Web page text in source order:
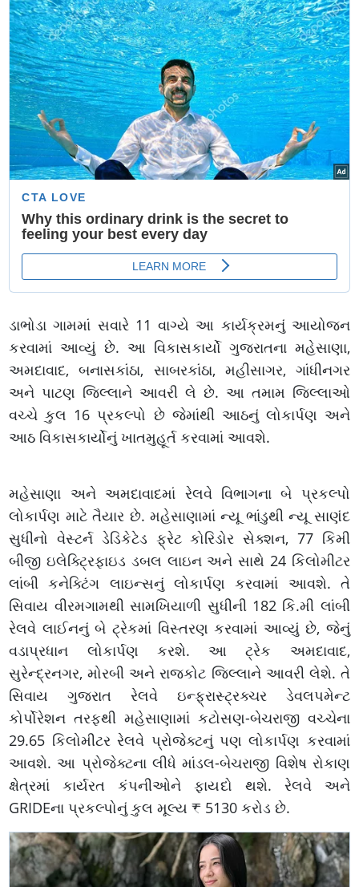
ડાભોડા ગામમાં સવારે 11 વાગ્યે આ કાર્યક્રમનું આયોજન
કરવામાં આવ્યું છે. આ વિકાસકાર્યો ગુજરાતના મહેસાણા,
અમદાવાદ, બનાસકાંઠા, સાબરકાંઠા, મહીસાગર, ગાંધીનગર
અને પાટણ જિલ્લાને આવરી લે છે. આ તમામ જિલ્લાઓ
વચ્ચે કુલ 16 પ્રકલ્પો છે જેમાંથી આઠનું લોકાર્પણ અને
આઠ વિકાસકાર્યોનું ખાતમુહૂર્ત કરવામાં આવશે.
મહેસાણા અને અમદાવાદમાં રેલવે વિભાગના બે પ્રકલ્પો
લોકાર્પણ માટે તૈયાર છે. મહેસાણામાં ન્યૂ ભાંડુથી ન્યૂ સાણંદ
સુધીનો વેસ્ટર્ન ડેડિકેટેડ ફ્રેટ કોરિડોર સેક્શન, 77 કિમી
બીજી ઇલેક્ટ્રિફાઇડ ડબલ લાઇન અને સાથે 24 કિલોમીટર
લાંબી કનેક્ટિંગ લાઇન્સનું લોકાર્પણ કરવામાં આવશે. તે
સિવાય વીરમગામથી સામખિયાળી સુધીની 182 કિ.મી લાંબી
રેલવે લાઈનનું બે ટ્રેકમાં વિસ્તરણ કરવામાં આવ્યું છે, જેનું
વડાપ્રધાન લોકાર્પણ કરશે. આ ટ્રેક અમદાવાદ,
સુરેન્દ્રનગર, મોરબી અને રાજકોટ જિલ્લાને આવરી લેશે. તે
સિવાય ગુજરાત રેલવે ઇન્ફ્રાસ્ટ્રક્ચર ડેવલપમેન્ટ
કોર્પોરેશન તરફથી મહેસાણામાં કટોસણ-બેચરાજી વચ્ચેના
29.65 કિલોમીટર રેલવે પ્રોજેક્ટનું પણ લોકાર્પણ કરવામાં
આવશે. આ પ્રોજેક્ટના લીધે માંડલ-બેચરાજી વિશેષ રોકાણ
ક્ષેત્રમાં કાર્યરત કંપનીઓને ફાયદો થશે. રેલવે અને
GRIDEના પ્રકલ્પોનું કુલ મૂલ્ય ₹ 5130 કરોડ છે.